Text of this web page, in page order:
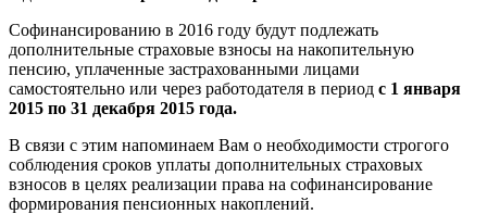
Софинансированию в 2016 году будут подлежать
дополнительные страховые взносы на накопительную
пенсию, уплаченные застрахованными лицами
самостоятельно или через работодателя в период с 1 января
2015 по 31 декабря 2015 года.
В связи с этим напоминаем Вам о необходимости строгого
соблюдения сроков уплаты дополнительных страховых
взносов в целях реализации права на софинансирование
формирования пенсионных накоплений.